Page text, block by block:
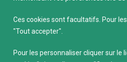
Ces cookies sont facultatifs. Pour
"Tout accepter".
Pour les personnaliser cliquer sur le